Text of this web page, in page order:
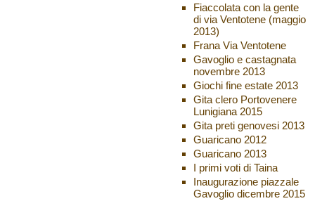
Fiaccolata con la gente
di via Ventotene (maggio
2013)
Frana Via Ventotene
Gavoglio e castagnata
novembre 2013
Giochi fine estate 2013
Gita clero Portovenere
Lunigiana 2015
Gita preti genovesi 2013
Guaricano 2012
Guaricano 2013
I primi voti di Taina
Inaugurazione piazzale
Gavoglio dicembre 2015